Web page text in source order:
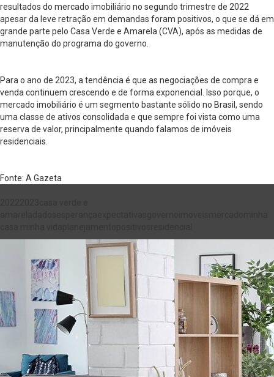
resultados do mercado imobiliário no segundo trimestre de 2022
apesar da leve retração em demandas foram positivos, o que se dá em
grande parte pelo Casa Verde e Amarela (CVA), após as medidas de
manutenção do programa do governo.
Para o ano de 2023, a tendência é que as negociações de compra e
venda continuem crescendo e de forma exponencial. Isso porque, o
mercado imobiliário é um segmento bastante sólido no Brasil, sendo
uma classe de ativos consolidada e que sempre foi vista como uma
reserva de valor, principalmente quando falamos de imóveis
residenciais.
Fonte: A Gazeta